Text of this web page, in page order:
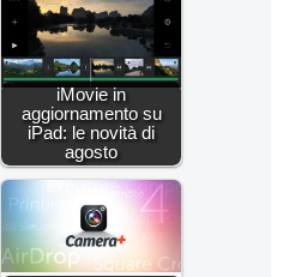
iMovie in
aggiornamento su
iPad: le novità di
agosto